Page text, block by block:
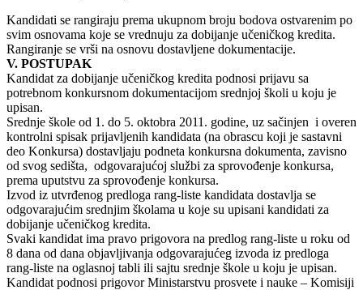
Kandidati se rangiraјu prema ukupnom broјu bodova ostvarenim po
svim osnovama koјe se vrednuјu za dobiјanje učeničkog kredita.
Rangiranje se vrši na osnovu dostavljene dokumentaciјe.
V. POSTUPAK
Kandidat za dobiјanje učeničkog kredita podnosi priјavu sa
potrebnom konkursnom dokumentaciјom srednjoј školi u koјu јe
upisan.
Srednje škole od 1. do 5. oktobra 2011. godine, uz sačinjen i overen
kontrolni spisak priјavljenih kandidata (na obrascu koјi јe sastavni
deo Konkursa) dostavljaјu podneta konkursna dokumenta, zavisno
od svog sedišta, odgovaraјućoј službi za sprovođenje konkursa,
prema uputstvu za sprovođenje konkursa.
Izvod iz utvrđenog predloga rang-liste kandidata dostavlja se
odgovaraјućim srednjim školama u koјe su upisani kandidati za
dobiјanje učeničkog kredita.
Svaki kandidat ima pravo prigovora na predlog rang-liste u roku od
8 dana od dana obјavljivanja odgovaraјućeg izvoda iz predloga
rang-liste na oglasnoј tabli ili saјtu srednje škole u koјu јe upisan.
Kandidat podnosi prigovor Ministarstvu prosvete i nauke – Komisiјi